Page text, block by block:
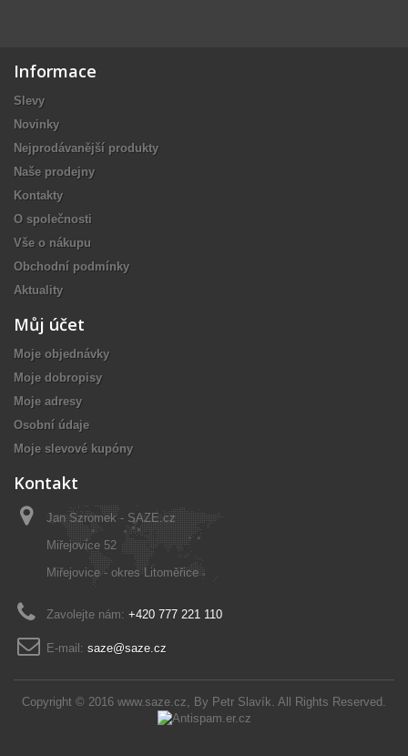
Informace
Slevy
Novinky
Nejprodávanější produkty
Naše prodejny
Kontakty
O společnosti
Vše o nákupu
Obchodní podmínky
Aktuality
Copyright © 2016 www.saze.cz, By Petr Slavík. All Rights Reserved.
Můj účet
Moje objednávky
Moje dobropisy
Moje adresy
Osobní údaje
Moje slevové kupóny
Kontakt
Jan Szromek - SAZE.cz
Miřejovice 52
Miřejovice - okres Litoměřice
Zavolejte nám: +420 777 221 110
E-mail: saze@saze.cz